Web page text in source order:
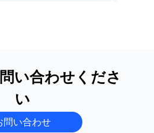
い合わせくださ
い
問い合わせ